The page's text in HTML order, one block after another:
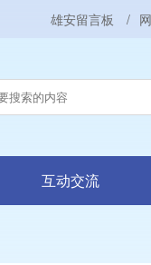
雄安留言板 /
互动交流